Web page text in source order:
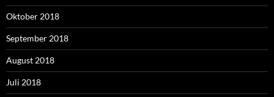
Oktober 2018
September 2018
August 2018
Juli 2018